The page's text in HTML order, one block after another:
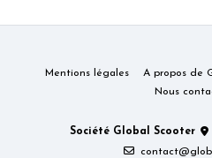
Mentions légales A propos de
Nous
Société Global Scooter